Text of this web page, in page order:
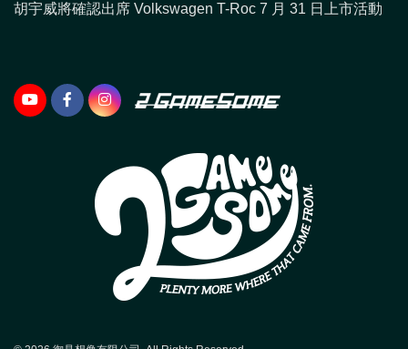
胡宇威將確認出席 Volkswagen T-Roc 7 月 31 日上市活動